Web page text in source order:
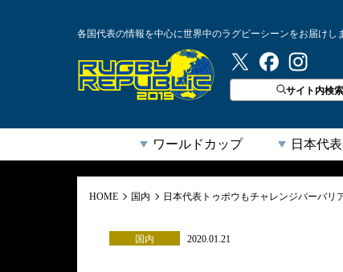
各国代表の情報を中心に世界中のラグビーシーンをお届けし
ラグビーリパブリック
サイト内検索
ワールドカップ 日本代表
HOME 国内 日本代表トゥポウもチャレンジバーバ
国内 2020.01.21